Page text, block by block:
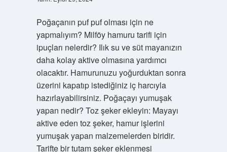
Poğaçanın puf puf olması için ne
yapmalıyım? Milföy hamuru tarifi için
ipuçları nelerdir? Ilık su ve süt mayanızın
daha kolay aktive olmasına yardımcı
olacaktır. Hamurunuzu yoğurduktan sonra
üzerini kapatıp istediğiniz iç harcıyla
hazırlayabilirsiniz. Poğaçayı yumuşak
yapan nedir? Toz şeker ekleyin: Mayayı
aktive eden toz şeker, hamur işlerini
yumuşak yapan malzemelerden biridir.
Tarifte bir tutam şeker eklenmesi